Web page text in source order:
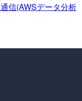
信(AWSデータ分析